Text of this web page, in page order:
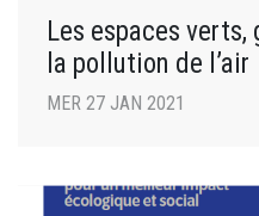
Les espaces
la pollution de l’air
MER 27 JAN 2021